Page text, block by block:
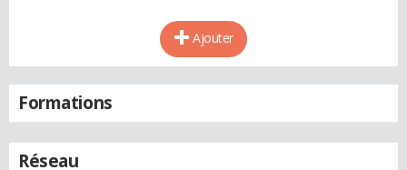
Ajouter
Formations
Réseau